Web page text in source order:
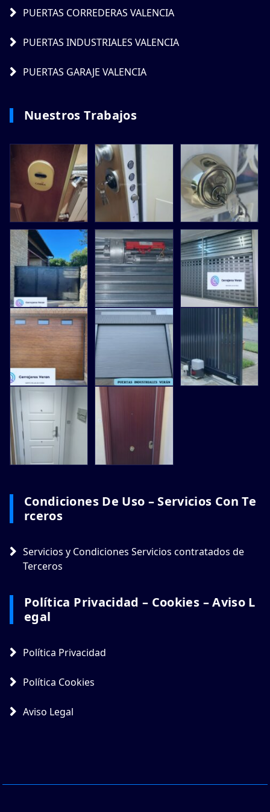
PUERTAS CORREDERAS VALENCIA
PUERTAS INDUSTRIALES VALENCIA
PUERTAS GARAJE VALENCIA
Nuestros Trabajos
Condiciones De Uso – Servicios Con Te
Rceros
Servicios y Condiciones Servicios contratados de
Terceros
Política Privacidad – Cookies – Aviso L
Egal
Política Privacidad
Política Cookies
Aviso Legal